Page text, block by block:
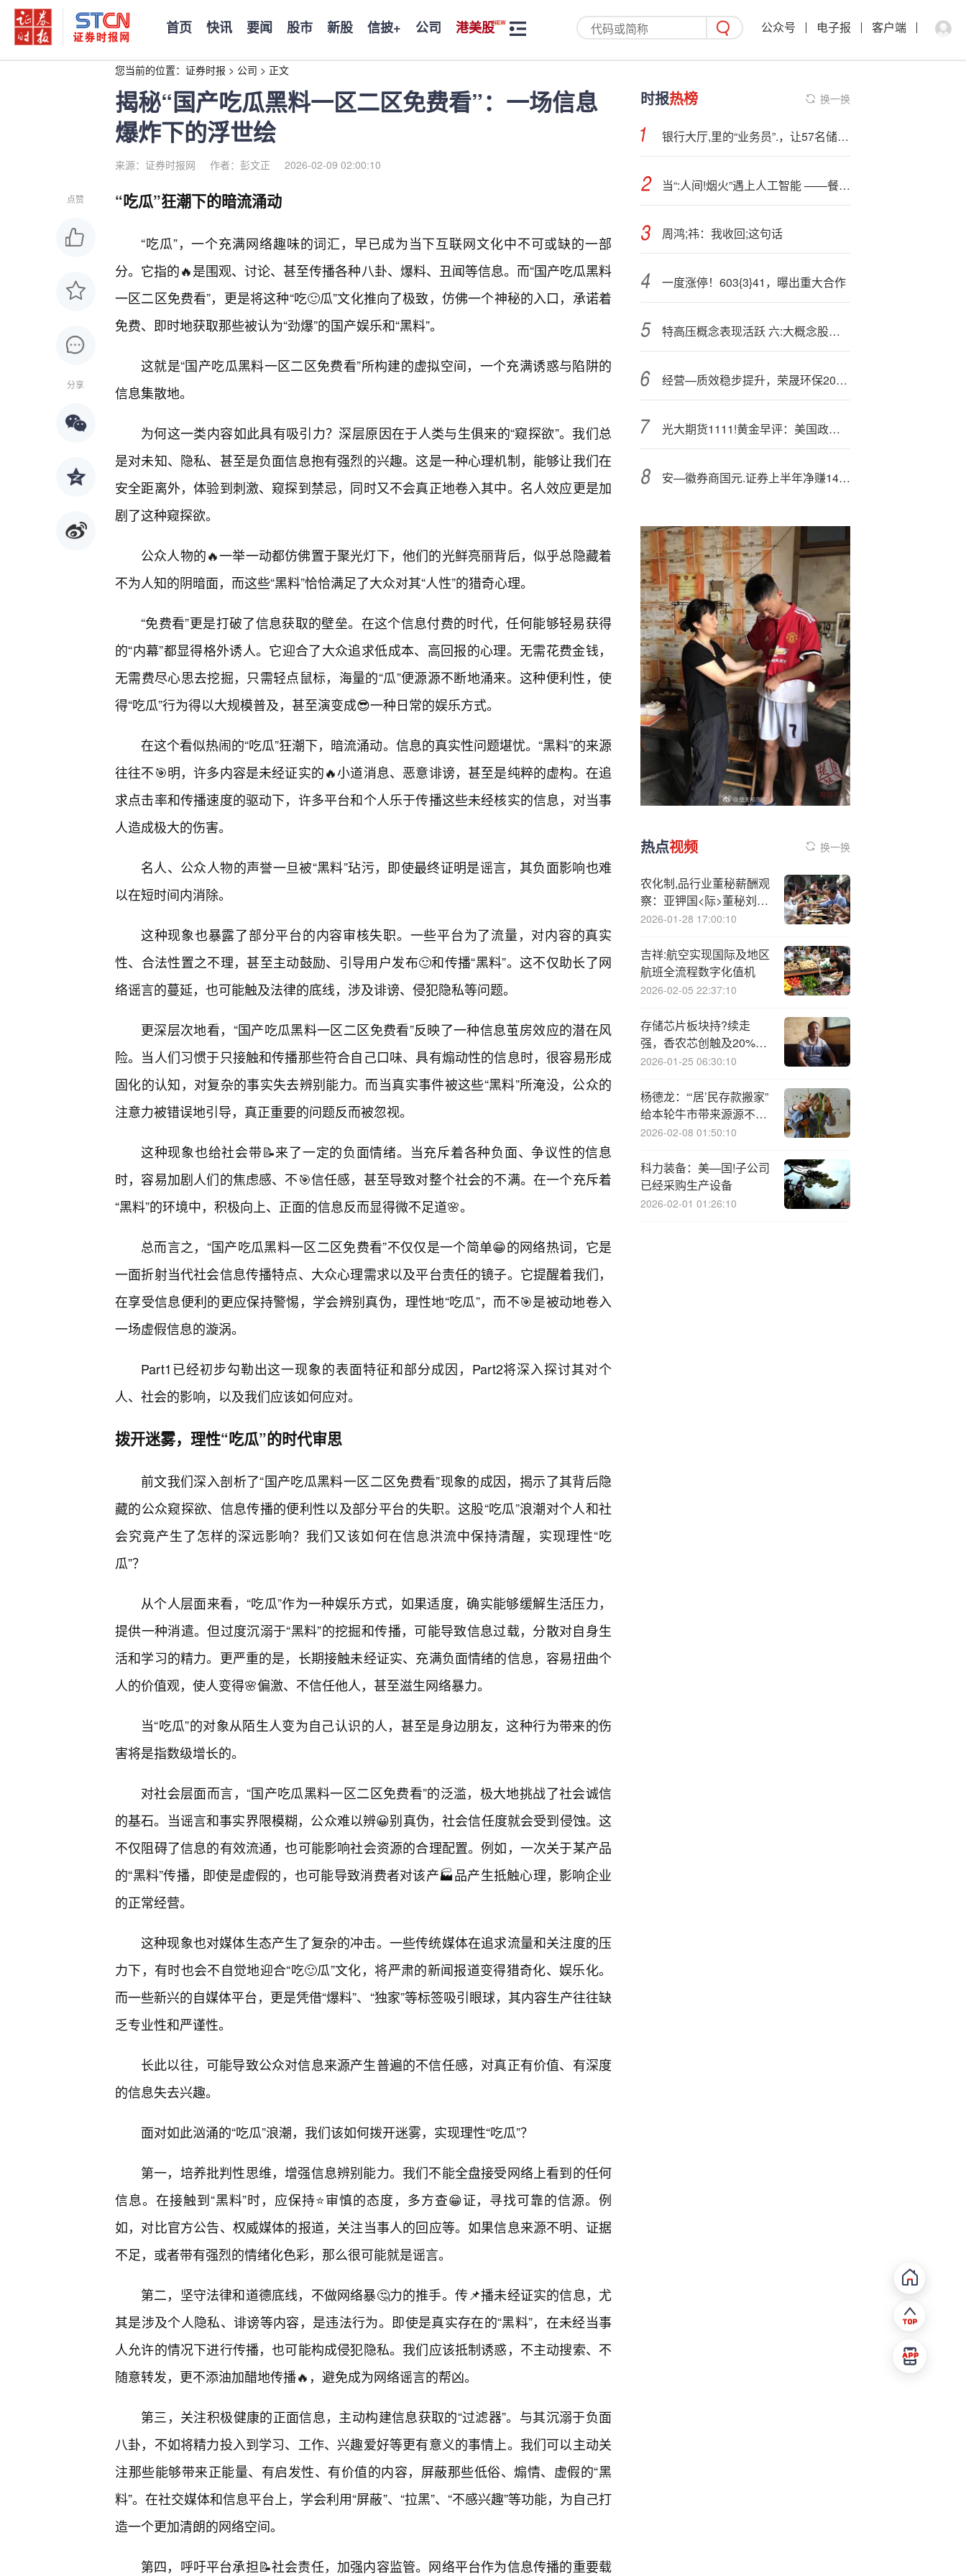
首页 快讯 要闻 股市 新股 信披+ 公司 港美股 公众号 电子报 客户端
您当前的位置： 证券时报 > 公司 > 正文
揭秘“国产吃瓜黑料一区二区免费看”：一场信息
爆炸下的浮世绘
来源：证券时报网 作者：彭文正 2026-02-09 02:00:10
点赞
分享
“吃瓜”狂潮下的暗流涌动
“吃瓜”，一个充满网络趣味的词汇，早已成为当下互联网文化中不可或缺的一部
分。它指的🔥是围观、讨论、甚至传播各种八卦、爆料、丑闻等信息。而“国产吃瓜黑料
一区二区免费看”，更是将这种“吃🙂瓜”文化推向了极致，仿佛一个神秘的入口，承诺着
免费、即时地获取那些被认为“劲爆”的国产娱乐和“黑料”。
这就是“国产吃瓜黑料一区二区免费看”所构建的虚拟空间，一个充满诱惑与陷阱的
信息集散地。
为何这一类内容如此具有吸引力？深层原因在于人类与生俱来的“窥探欲”。我们总
是对未知、隐私、甚至是负面信息抱有强烈的兴趣。这是一种心理机制，能够让我们在
安全距离外，体验到刺激、窥探到禁忌，同时又不会真正地卷入其中。名人效应更是加
剧了这种窥探欲。
公众人物的🔥一举一动都仿佛置于聚光灯下，他们的光鲜亮丽背后，似乎总隐藏着
不为人知的阴暗面，而这些“黑料”恰恰满足了大众对其“人性”的猎奇心理。
“免费看”更是打破了信息获取的壁垒。在这个信息付费的时代，任何能够轻易获得
的“内幕”都显得格外诱人。它迎合了大众追求低成本、高回报的心理。无需花费金钱，
无需费尽心思去挖掘，只需轻点鼠标，海量的“瓜”便源源不断地涌来。这种便利性，使
得“吃瓜”行为得以大规模普及，甚至演变成😎一种日常的娱乐方式。
在这个看似热闹的“吃瓜”狂潮下，暗流涌动。信息的真实性问题堪忧。“黑料”的来源
往往不🎯明，许多内容是未经证实的🔥小道消息、恶意诽谤，甚至是纯粹的虚构。在追
求点击率和传播速度的驱动下，许多平台和个人乐于传播这些未经核实的信息，对当事
人造成极大的伤害。
名人、公众人物的声誉一旦被“黑料”玷污，即使最终证明是谣言，其负面影响也难
以在短时间内消除。
这种现象也暴露了部分平台的内容审核失职。一些平台为了流量，对内容的真实
性、合法性置之不理，甚至主动鼓励、引导用户发布🙂和传播“黑料”。这不仅助长了网
络谣言的蔓延，也可能触及法律的底线，涉及诽谤、侵犯隐私等问题。
更深层次地看，“国产吃瓜黑料一区二区免费看”反映了一种信息茧房效应的潜在风
险。当人们习惯于只接触和传播那些符合自己口味、具有煽动性的信息时，很容易形成
固化的认知，对复杂的事实失去辨别能力。而当真实事件被这些“黑料”所淹没，公众的
注意力被错误地引导，真正重要的问题反而被忽视。
这种现象也给社会带📝来了一定的负面情绪。当充斥着各种负面、争议性的信息
时，容易加剧人们的焦虑感、不🎯信任感，甚至导致对整个社会的不满。在一个充斥着
“黑料”的环境中，积极向上、正面的信息反而显得微不足道🌸。
总而言之，“国产吃瓜黑料一区二区免费看”不仅仅是一个简单😁的网络热词，它是
一面折射当代社会信息传播特点、大众心理需求以及平台责任的镜子。它提醒着我们，
在享受信息便利的更应保持警惕，学会辨别真伪，理性地“吃瓜”，而不🎯是被动地卷入
一场虚假信息的漩涡。
Part1已经初步勾勒出这一现象的表面特征和部分成因，Part2将深入探讨其对个
人、社会的影响，以及我们应该如何应对。
拨开迷雾，理性“吃瓜”的时代审思
前文我们深入剖析了“国产吃瓜黑料一区二区免费看”现象的成因，揭示了其背后隐
藏的公众窥探欲、信息传播的便利性以及部分平台的失职。这股“吃瓜”浪潮对个人和社
会究竟产生了怎样的深远影响？我们又该如何在信息洪流中保持清醒，实现理性“吃
瓜”？
从个人层面来看，“吃瓜”作为一种娱乐方式，如果适度，确实能够缓解生活压力，
提供一种消遣。但过度沉溺于“黑料”的挖掘和传播，可能导致信息过载，分散对自身生
活和学习的精力。更严重的是，长期接触未经证实、充满负面情绪的信息，容易扭曲个
人的价值观，使人变得🌸偏激、不信任他人，甚至滋生网络暴力。
当“吃瓜”的对象从陌生人变为自己认识的人，甚至是身边朋友，这种行为带来的伤
害将是指数级增长的。
对社会层面而言，“国产吃瓜黑料一区二区免费看”的泛滥，极大地挑战了社会诚信
的基石。当谣言和事实界限模糊，公众难以辨😀别真伪，社会信任度就会受到侵蚀。这
不仅阻碍了信息的有效流通，也可能影响社会资源的合理配置。例如，一次关于某产品
的“黑料”传播，即使是虚假的，也可能导致消费者对该产🏭品产生抵触心理，影响企业
的正常经营。
这种现象也对媒体生态产生了复杂的冲击。一些传统媒体在追求流量和关注度的压
力下，有时也会不自觉地迎合“吃🙂瓜”文化，将严肃的新闻报道变得猎奇化、娱乐化。
而一些新兴的自媒体平台，更是凭借“爆料”、“独家”等标签吸引眼球，其内容生产往往缺
乏专业性和严谨性。
长此以往，可能导致公众对信息来源产生普遍的不信任感，对真正有价值、有深度
的信息失去兴趣。
面对如此汹涌的“吃瓜”浪潮，我们该如何拨开迷雾，实现理性“吃瓜”？
第一，培养批判性思维，增强信息辨别能力。我们不能全盘接受网络上看到的任何
信息。在接触到“黑料”时，应保持⭐审慎的态度，多方查😁证，寻找可靠的信源。例
如，对比官方公告、权威媒体的报道，关注当事人的回应等。如果信息来源不明、证据
不足，或者带有强烈的情绪化色彩，那么很可能就是谣言。
第二，坚守法律和道德底线，不做网络暴🤔力的推手。传📌播未经证实的信息，尤
其是涉及个人隐私、诽谤等内容，是违法行为。即使是真实存在的“黑料”，在未经当事
人允许的情况下进行传播，也可能构成侵犯隐私。我们应该抵制诱惑，不主动搜索、不
随意转发，更不添油加醋地传播🔥，避免成为网络谣言的帮凶。
第三，关注积极健康的正面信息，主动构建信息获取的“过滤器”。与其沉溺于负面
八卦，不如将精力投入到学习、工作、兴趣爱好等更有意义的事情上。我们可以主动关
注那些能够带来正能量、有启发性、有价值的内容，屏蔽那些低俗、煽情、虚假的“黑
料”。在社交媒体和信息平台上，学会利用“屏蔽”、“拉黑”、“不感兴趣”等功能，为自己打
造一个更加清朗的网络空间。
第四，呼吁平台承担📝社会责任，加强内容监管。网络平台作为信息传播的重要载
时报热榜 换一换
银行大厅,里的“业务员”.，让57名储户的上千万元养老钱打水漂
当“:人间!烟火”遇上人工智能 ——餐饮业智能化转型一线观察
周鸿;祎：我收回;这句话
一度涨停！603{3}41，曝出重大合作
特高压概念表现活跃 六:大概念股盘点（名单）
经营—质效稳步提升，荣晟环保2025Q3净利5589万，环比增26%
光大期货1111!黄金早评：美国政府“重开”，流动性好转提振金价
安—徽券商国元.证券上半年净赚14亿，自营业务收入暴涨6成！投行业务仍未扭亏
热点视频 换一换
农化制,品行业董秘薪酬观
察：亚钾国<际>董秘刘冰
燕年薪188.13万元行业登
2026-01-28 17:00:10
吉祥:航空实现国际及地区
航班全流程数字化值机
2026-02-05 22:37:10
存储芯片板块持?续走
强，香农芯创触及20%涨
停再创新高
2026-01-25 06:30:10
杨德龙：“‘居’民存款搬家”
给本轮牛市带来源源不断
的增量资金
2026-02-08 01:50:10
科力装备：美—国!子公司
已经采购生产设备
2026-02-01 01:26:10